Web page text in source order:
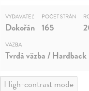
VYDAVATEĽ
Dokořán
POČET STRÁN
165
VÄZBA
Tvrdá väzba / Hardback
High-contrast mode